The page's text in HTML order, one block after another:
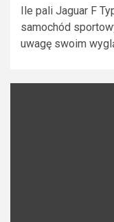
Ile pali Jaguar F
samochód
uwagę swoim